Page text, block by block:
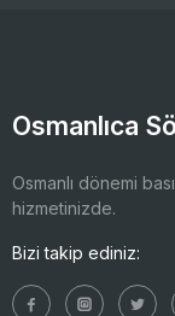
Osmanlıca
Osmanlı dönemi
hizmetinizde.
Bizi takip ediniz: